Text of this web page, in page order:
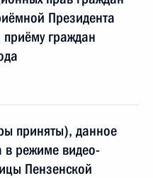
Президента
граждан
приняты), данное
в режиме видео-
Пензенской